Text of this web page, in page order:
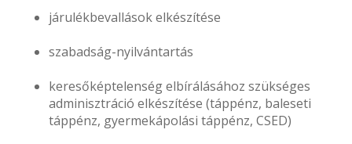
járulékbevallások elkészítése
szabadság-nyilvántartás
keresőképtelenség elbírálásához szükséges
adminisztráció elkészítése (táppénz, baleseti
táppénz, gyermekápolási táppénz, CSED)